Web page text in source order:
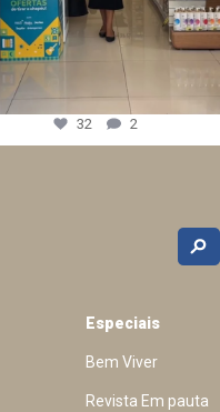
32 2
Especiais
Bem Viver
Revista Em pauta